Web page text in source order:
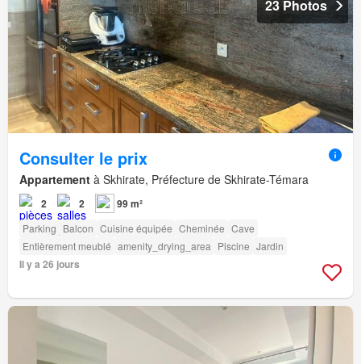
23 Photos
Consulter le prix
Appartement à Skhirate, Préfecture de Skhirate-Témara
2 2 99 m²
Parking Balcon Cuisine équipée Cheminée Cave
Entièrement meublé amenity_drying_area Piscine Jardin
Il y a 26 jours